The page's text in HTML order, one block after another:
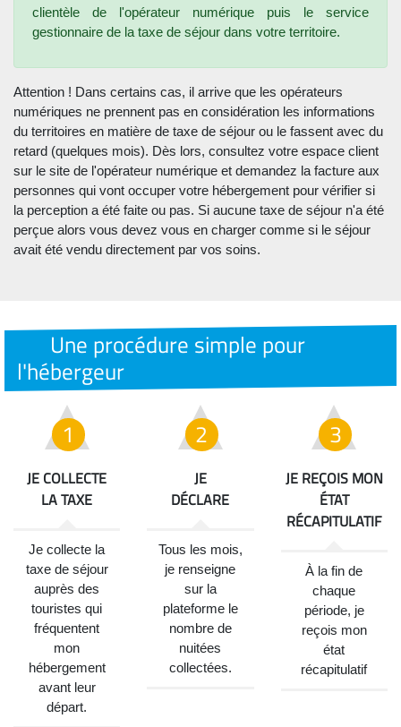
clientèle de l'opérateur numérique puis le service
gestionnaire de la taxe de séjour dans votre territoire.
Attention ! Dans certains cas, il arrive que les opérateurs
numériques ne prennent pas en considération les informations
du territoires en matière de taxe de séjour ou le fassent avec du
retard (quelques mois). Dès lors, consultez votre espace client
sur le site de l'opérateur numérique et demandez la facture aux
personnes qui vont occuper votre hébergement pour vérifier si
la perception a été faite ou pas. Si aucune taxe de séjour n'a été
perçue alors vous devez vous en charger comme si le séjour
avait été vendu directement par vos soins.
Une procédure simple pour
l'hébergeur
JE COLLECTE
LA TAXE
Je collecte la
taxe de séjour
auprès des
touristes qui
fréquentent
mon
hébergement
avant leur
départ.
JE
DÉCLARE
Tous les mois,
je renseigne
sur la
plateforme le
nombre de
nuitées
collectées.
JE REÇOIS MON
ÉTAT
RÉCAPITULATIF
À la fin de
chaque
période, je
reçois mon
état
récapitulatif